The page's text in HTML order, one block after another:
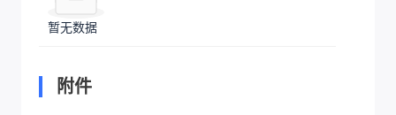
暂无数据
附件